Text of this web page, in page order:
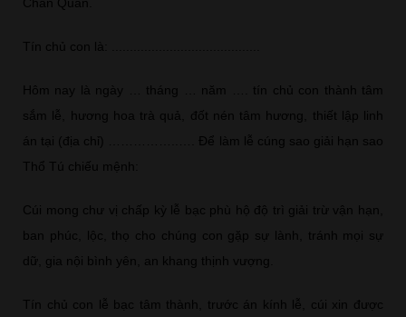
Tín chủ con là: .........................................
Hôm nay là ngày … tháng … năm …. tín chủ con thành tâm
sắm lễ, hương hoa trà quả, đốt nén tâm hương, thiết lập linh
án tại (địa chỉ) ……………..…. Để làm lễ cúng sao giải hạn sao
Thổ Tú chiếu mệnh:
Cúi mong chư vị chấp kỳ lễ bạc phù hộ độ trì giải trừ vận hạn,
ban phúc, lộc, thọ cho chúng con gặp sự lành, tránh mọi sự
dữ, gia nội bình yên, an khang thịnh vượng.
Tín chủ con lễ bạc tâm thành, trước án kính lễ, cúi xin được